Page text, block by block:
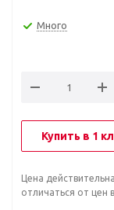
Много
Купить в 1
Цена
отличаться от цен